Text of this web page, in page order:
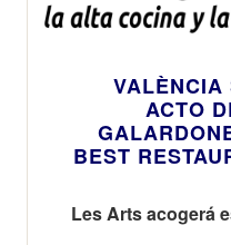
VALÈNCIA
ACTO
BEST
Les Arts acogerá